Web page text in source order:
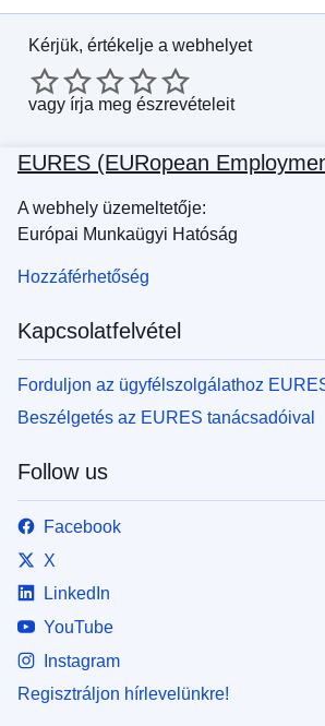
Kérjük, értékelje a webhelyet
vagy írja meg észrevételeit
EURES (EURopean
A webhely üzemeltetője:
Európai Munkaügyi Hatóság
Hozzáférhetőség
Kapcsolatfelvétel
Forduljon az ügyfélszolgálathoz
Beszélgetés az EURES tanácsadóival
Follow us
Facebook
X
LinkedIn
YouTube
Instagram
Regisztráljon hírlevelünkre!